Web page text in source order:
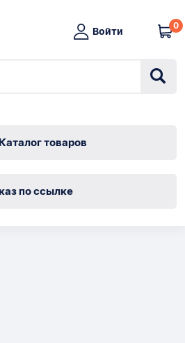
Войти
0
Каталог товаров
по ссылке